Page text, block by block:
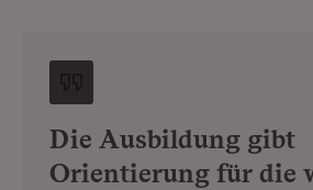
Die Ausbildung gibt
Orientierung für die